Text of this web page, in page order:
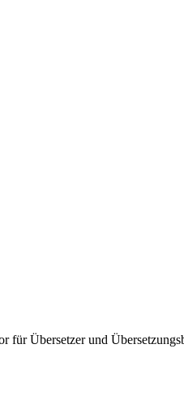
fürÜbersetzer und